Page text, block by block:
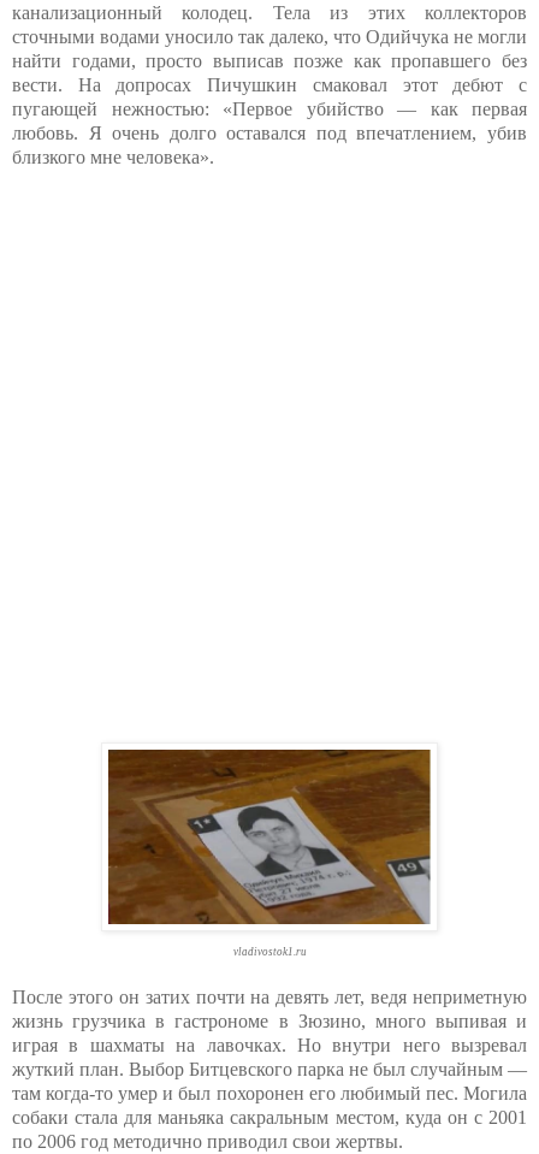
канализационный колодец. Тела из этих коллекторов
сточными водами уносило так далеко, что Одийчука не могли
найти годами, просто выписав позже как пропавшего без
вести. На допросах Пичушкин смаковал этот дебют с
пугающей нежностью: «Первое убийство — как первая
любовь. Я очень долго оставался под впечатлением, убив
близкого мне человека».
vladivostok1.ru
После этого он затих почти на девять лет, ведя неприметную
жизнь грузчика в гастрономе в Зюзино, много выпивая и
играя в шахматы на лавочках. Но внутри него вызревал
жуткий план. Выбор Битцевского парка не был случайным —
там когда-то умер и был похоронен его любимый пес. Могила
собаки стала для маньяка сакральным местом, куда он с 2001
по 2006 год методично приводил свои жертвы.